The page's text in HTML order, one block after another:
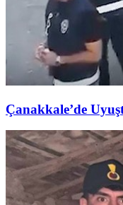
Çanakkale’de